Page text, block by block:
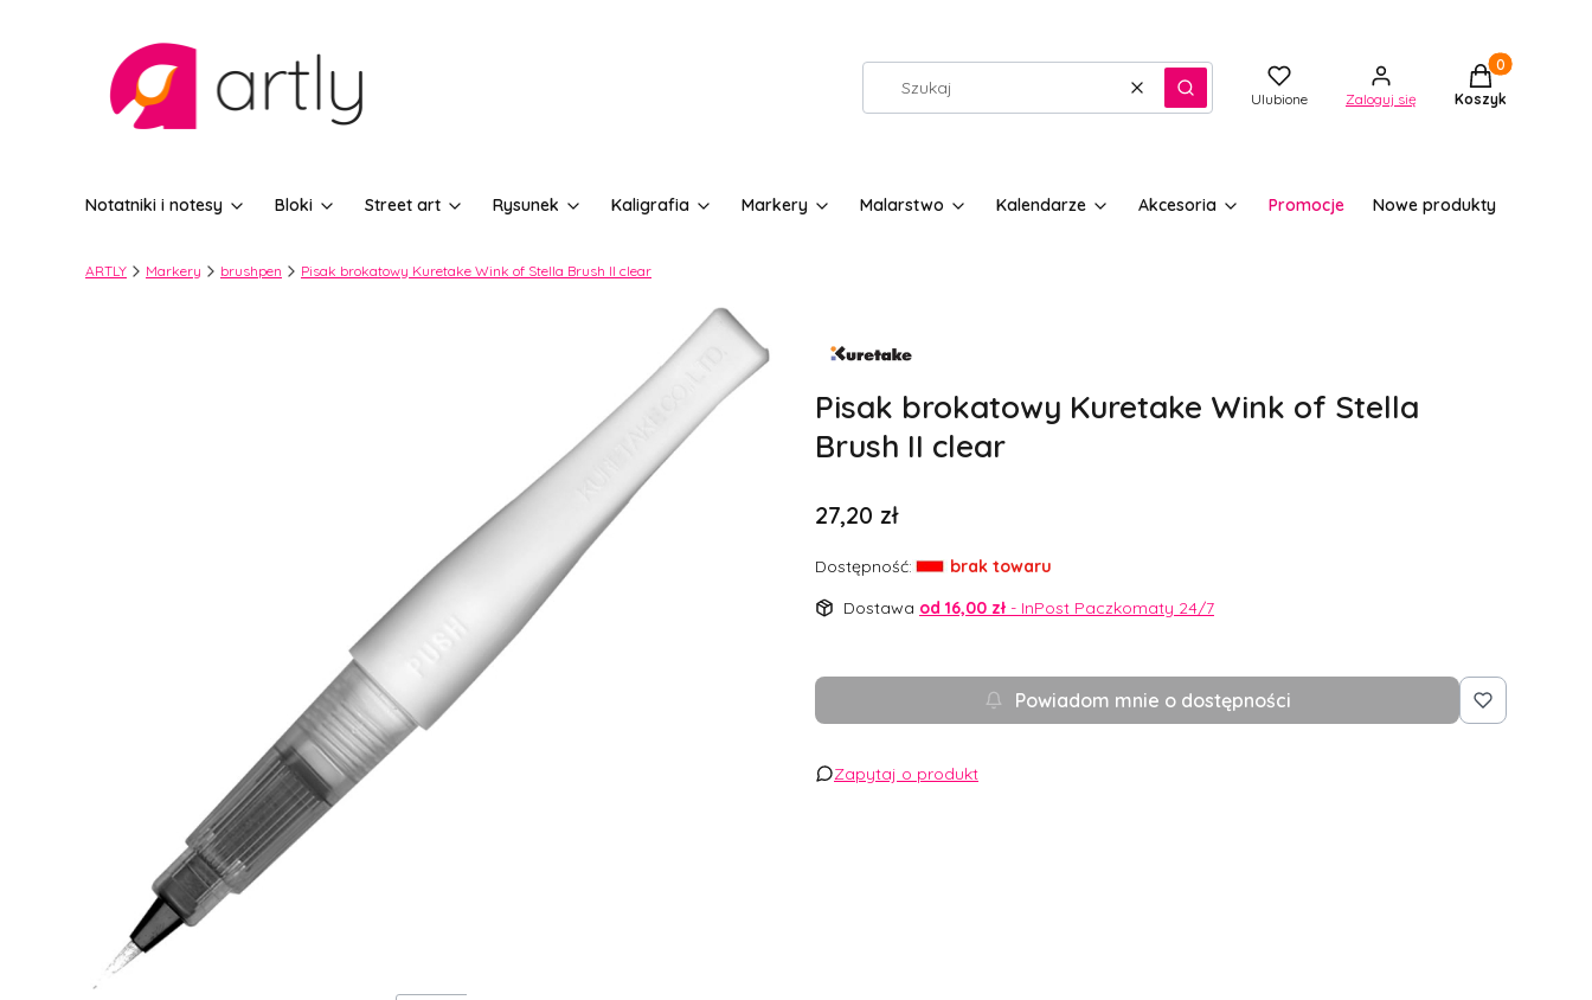
WyczyśćSzukaj Ulubione Zaloguj się
Produkty w
Koszyk
Notatniki i notesy Bloki Street art Rysunek Kaligrafia Markery Malarstwo Kalendarze Akcesoria Promocje Nowe produkty
ARTLY Markery brushpen Pisak brokatowy Kuretake Wink of Stella Brush II clear
Pisak brokatowy Kuretake Wink of Stella
Brush II clear
Cena
27,20 zł
Dostępność:
brak towaru
Dostawa od 16,00 zł - InPost Paczkomaty 24/7
Powiadom mnie o dostępności
Zapytaj o produkt